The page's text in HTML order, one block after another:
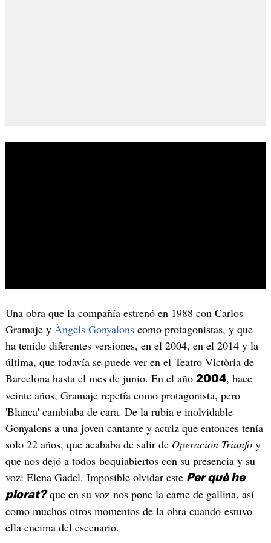
Una obra que la compañía estrenó en 1988 con Carlos
Gramaje y Àngels Gonyalonscomo protagonistas, y que
ha tenido diferentes versiones, en el 2004, en el 2014 y la
última, que todavía se puede ver en el Teatro Victòria de
Barcelona hasta el mes de junio. En el año 2004, hace
veinte años, Gramaje repetía como protagonista, pero
'Blanca' cambiaba de cara. De la rubia e inolvidable
Gonyalons a una joven cantante y actriz que entonces tenía
solo 22 años, que acababa de salir de Operación Triunfoy
que nos dejó a todos boquiabiertos con su presencia y su
voz: Elena Gadel. Imposible olvidar este Per què he
plorat?que en su voz nos pone la carne de gallina, así
como muchos otros momentos de la obra cuando estuvo
ella encima del escenario.